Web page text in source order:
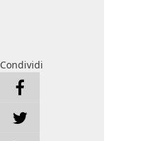
Condividi